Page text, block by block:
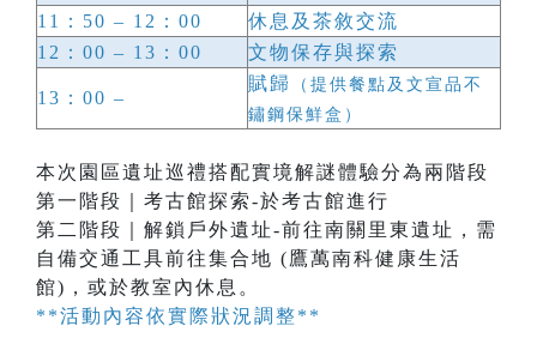
11：50 – 12：00
休息及茶敘交流
12：00 – 13：00
文物保存與探索
13：00 –
賦歸
（提供餐點及文宣品不
鏽鋼保鮮盒）
本次園區遺址巡禮搭配實境解謎體驗分為兩階段
第一階段｜考古館探索-於考古館進行
第二階段｜解鎖戶外遺址-前往南關里東遺址，需
自備交通工具前往集合地 (鷹萬南科健康生活
館)，或於教室內休息。
**活動內容依實際狀況調整**